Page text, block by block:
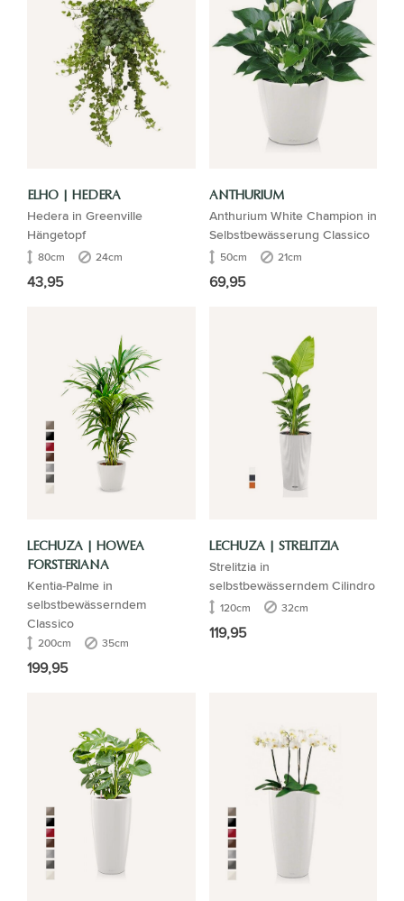
ELHO | HEDERA
Hedera in Greenville
Hängetopf
80cm 24cm
43,95
ANTHURIUM
Anthurium White Champion in
Selbstbewässerung Classico
50cm 21cm
69,95
LECHUZA | HOWEA
FORSTERIANA
Kentia-Palme in
selbstbewässerndem
Classico
200cm 35cm
199,95
LECHUZA | STRELITZIA
Strelitzia in
selbstbewässerndem Cilindro
120cm 32cm
119,95